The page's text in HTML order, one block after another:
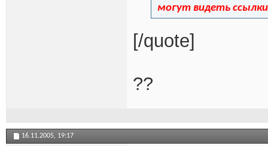
могут видеть
[/quote]
??
16.11.2005, 19:17